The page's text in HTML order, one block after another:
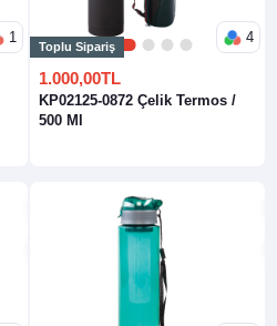
1
2 3 4
Toplu Sipariş
4
1.000,00TL
KP02125-0872 Çelik Termos /
500 Ml